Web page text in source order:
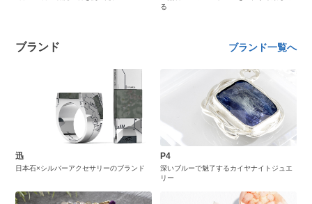
る
ブランド ブランド一覧へ
迅
日本石×シルバーアクセサリーのブランド
P4
深いブルーで魅了するカイヤナイトジュエ
リー